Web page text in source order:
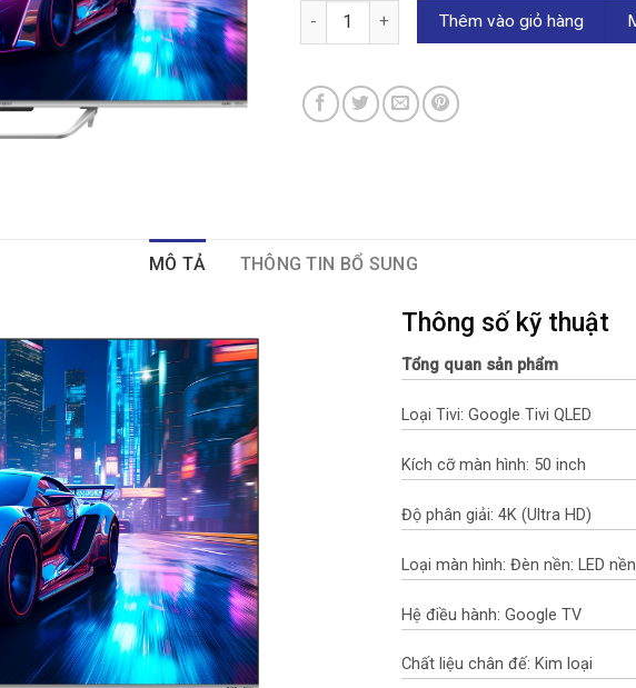
Google Tivi QLED Aqua 4K 50 inch
Thêm vào giỏ hàng
MÔ TẢ THÔNG TIN BỔ SUNG
Thông số kỹ thuật
Tổng quan sản phẩm
Loại Tivi: Google Tivi QLED
Kích cỡ màn hình: 50 inch
Độ phân giải: 4K (Ultra HD)
Loại màn hình: Đèn nền: LED
Hệ điều hành: Google TV
Chất liệu chân đế: Kim loại